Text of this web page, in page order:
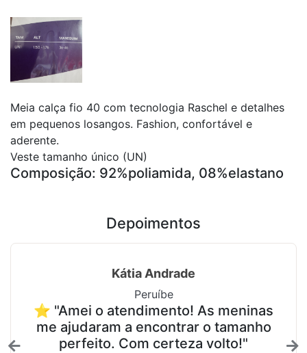
Meia calça fio 40 com tecnologia Raschel e detalhes
em pequenos losangos. Fashion, confortável e
aderente.
Veste tamanho único (UN)
Composição: 92%poliamida, 08%elastano
Depoimentos
Kátia Andrade
Peruíbe
⭐ "Amei o atendimento! As meninas
me ajudaram a encontrar o tamanho
perfeito. Com certeza volto!"